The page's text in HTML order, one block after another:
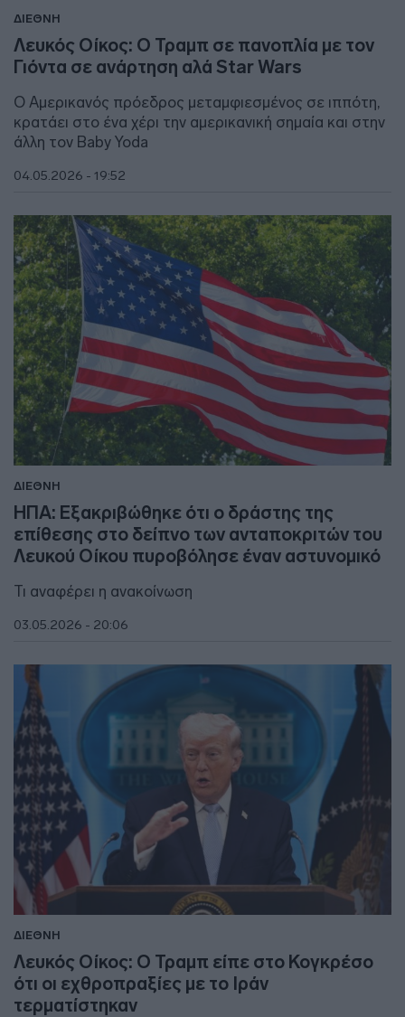
ΔΙΕΘΝΗ
Λευκός Οίκος: Ο Τραμπ σε πανοπλία με τον
Γιόντα σε ανάρτηση αλά Star Wars
Ο Αμερικανός πρόεδρος μεταμφιεσμένος σε ιππότη,
κρατάει στο ένα χέρι την αμερικανική σημαία και στην
άλλη τον Baby Yoda
04.05.2026 - 19:52
ΔΙΕΘΝΗ
ΗΠΑ: Εξακριβώθηκε ότι ο δράστης της
επίθεσης στο δείπνο των ανταποκριτών του
Λευκού Οίκου πυροβόλησε έναν αστυνομικό
Τι αναφέρει η ανακοίνωση
03.05.2026 - 20:06
ΔΙΕΘΝΗ
Λευκός Οίκος: Ο Τραμπ είπε στο Κογκρέσο
ότι οι εχθροπραξίες με το Ιράν
τερματίστηκαν